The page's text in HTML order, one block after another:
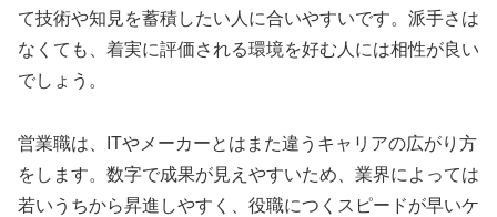
て技術や知見を蓄積したい人に合いやすいです。派手さは
なくても、着実に評価される環境を好む人には相性が良い
でしょう。
営業職は、ITやメーカーとはまた違うキャリアの広がり方
をします。数字で成果が見えやすいため、業界によっては
若いうちから昇進しやすく、役職につくスピードが早いケ